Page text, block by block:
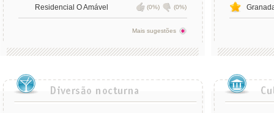
Residencial O Amável (0%) (0%)
Mais sugestões